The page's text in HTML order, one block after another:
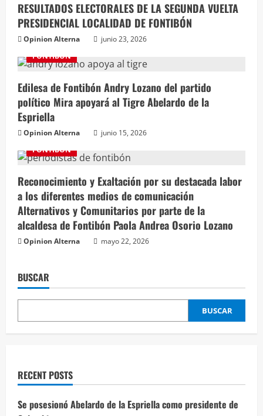
RESULTADOS ELECTORALES DE LA SEGUNDA VUELTA
PRESIDENCIAL LOCALIDAD DE FONTIBÓN
Opinion Alterna
junio 23, 2026
FONTIBÓN
Edilesa de Fontibón Andry Lozano del partido
político Mira apoyará al Tigre Abelardo de la
Espriella
Opinion Alterna
junio 15, 2026
FONTIBÓN
Reconocimiento y Exaltación por su destacada labor
a los diferentes medios de comunicación
Alternativos y Comunitarios por parte de la
alcaldesa de Fontibón Paola Andrea Osorio Lozano
Opinion Alterna mayo 22, 2026
BUSCAR
BUSCAR
RECENT POSTS
Se posesionó Abelardo de la Espriella como presidente de